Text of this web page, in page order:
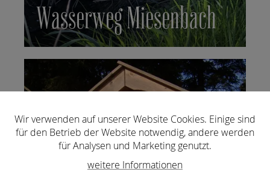
Wasserweg Miesenbach
Wir verwenden auf unserer Website Cookies. Einige sind
für den Betrieb der Website notwendig, andere werden
für Analysen und Marketing genutzt.
weitere Informationen